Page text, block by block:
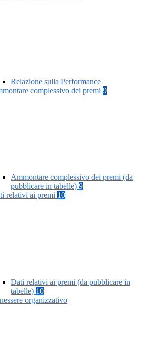
Relazione sulla Performance
complessivo dei premi 9
Ammontare complessivo dei premi (da
pubblicare in tabelle) 9
relativi ai premi 10
Dati relativi ai premi (da pubblicare in
tabelle) 10
organizzativo